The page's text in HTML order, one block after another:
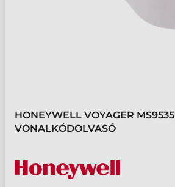
HONEYWELL VOYAGER MS9535
VONALKÓDOLVASÓ